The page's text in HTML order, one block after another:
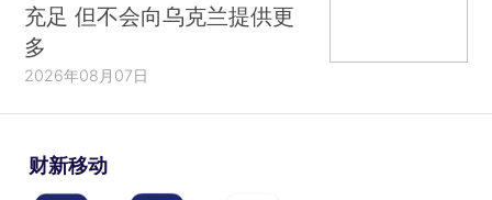
充足 但不会向乌克兰提供更
多
2026年08月07日
财新移动